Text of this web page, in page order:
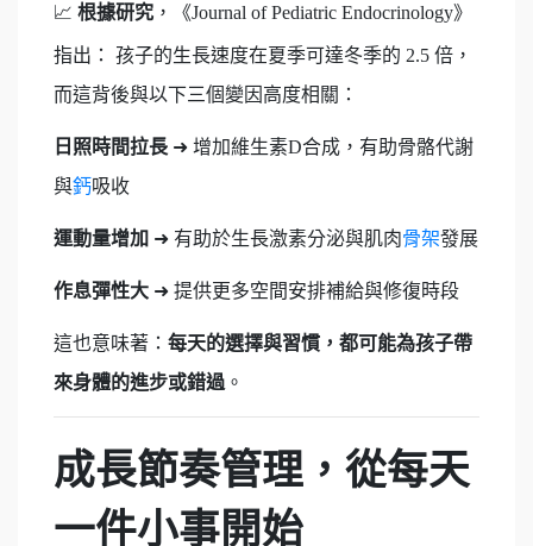
📈 根據研究 ，《Journal of Pediatric Endocrinology》
指出： 孩子的生長速度在夏季可達冬季的 2.5 倍，
而這背後與以下三個變因高度相關：
日照時間拉長 ➜ 增加維生素D合成，有助骨骼代謝
與鈣吸收
運動量增加 ➜ 有助於生長激素分泌與肌肉骨架發展
作息彈性大 ➜ 提供更多空間安排補給與修復時段
這也意味著： 每天的選擇與習慣，都可能為孩子帶
來身體的進步或錯過 。
成長節奏管理，從每天
一件小事開始